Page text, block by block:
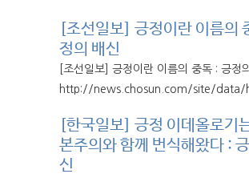
[조선일보] 긍정이란 이름의
정의 배신
[조선일보] 긍정이란 이름의 중독 : 긍정
http://news.chosun.com/site/
[한국일보] 긍정 이데올로기
본주의와 함께 번식해왔다 :
신